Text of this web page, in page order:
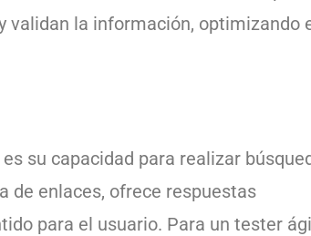
validan la información, optimizando
su capacidad para realizar
de enlaces, ofrece respuestas
para el usuario. Para un tester